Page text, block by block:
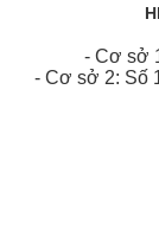
- Cơ sở
- Cơ sở 2: Số